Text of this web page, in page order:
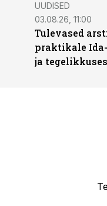
UUDISED
03.08.26, 11:00
Tulevased
praktikale
ja